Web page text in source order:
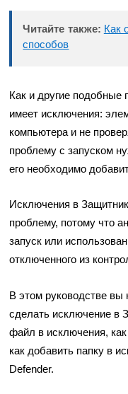
Читайте также: Как
способов
Как и другие подобные
имеет исключения:
компьютера и не
проблему с запуском
его необходимо
Исключения в
проблему, потому что
запуск или
отключенного из
В этом руководстве вы
сделать исключение в
файл в исключения,
как добавить папку в
Defender.